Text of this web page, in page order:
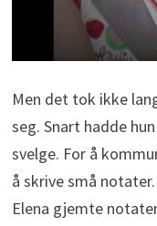
Men det tok ikke
seg. Snart hadde
svelge. For å
å skrive små
Elena gjemte